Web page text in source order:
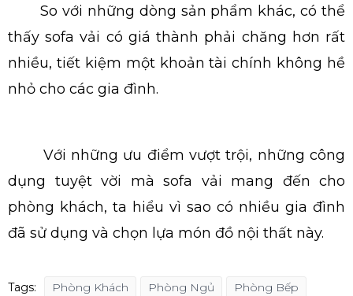
So với những dòng sản phẩm khác, có thể
thấy sofa vải có giá thành phải chăng hơn rất
nhiều, tiết kiệm một khoản tài chính không hề
nhỏ cho các gia đình.
Với những ưu điểm vượt trội, những công
dụng tuyệt vời mà sofa vải mang đến cho
phòng khách, ta hiểu vì sao có nhiều gia đình
đã sử dụng và chọn lựa món đồ nội thất này.
Tags: Phòng Khách Phòng Ngủ
Phòng Bếp